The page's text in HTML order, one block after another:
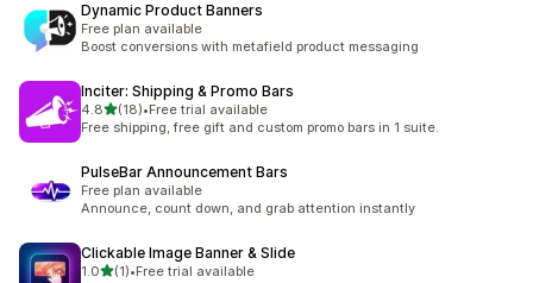
Dynamic Product Banners
Free plan available
Boost conversions with metafield product messaging
Inciter: Shipping & Promo Bars
4.85つ星中
(18)
合計レビュー数：18件
•Free trial available
Free shipping, free gift and custom promo bars in 1 suite.
PulseBar Announcement Bars
Free plan available
Announce, count down, and grab attention instantly
Clickable Image Banner & Slide
1.05つ星中
(1)
合計レビュー数：1件
•Free trial available